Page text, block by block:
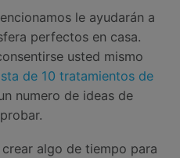
le ayudarán a
perfectos en casa.
usted mismo
de 10 tratamientos de
numero de ideas de
algo de tiempo para